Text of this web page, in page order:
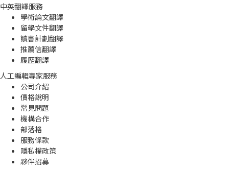
中英翻譯服務
學術論文翻譯
留學文件翻譯
讀書計劃翻譯
推薦信翻譯
履歷翻譯
人工編輯專家服務
公司介紹
價格說明
常見問題
機構合作
部落格
服務條款
隱私權政策
夥伴招募